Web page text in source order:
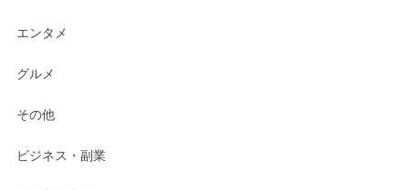
エンタメ
グルメ
その他
ビジネス・副業